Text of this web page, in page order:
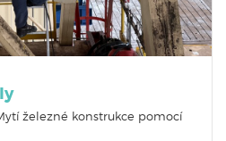
železné konstrukce pomocí